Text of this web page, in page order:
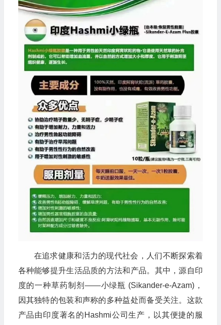
在追求健康和活力的现代社会，人们不断探索着
各种能够提升生活品质的方法和产品。其中，源自印
度的一种草药制剂——小绿瓶 (Sikander-e-Azam)，
因其独特的包装和声称的多种益处而备受关注。这款
产品由印度著名的Hashmi公司生产，以其便捷的服